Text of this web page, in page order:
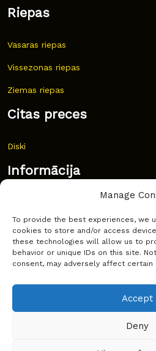
Manage
To provide the best experiences, we
cookies to store and/or access
these technologies will allow us to
behavior or unique IDs on this site.
consent, may adversely affect
Accept
Deny
Riepas
Vasaras riepas
Vissezonas riepas
Ziemas riepas
Citas preces
Diski
Informācija
Bieži uzdoti jautājumi
Kur pirkt?
Sīkdatņu politika